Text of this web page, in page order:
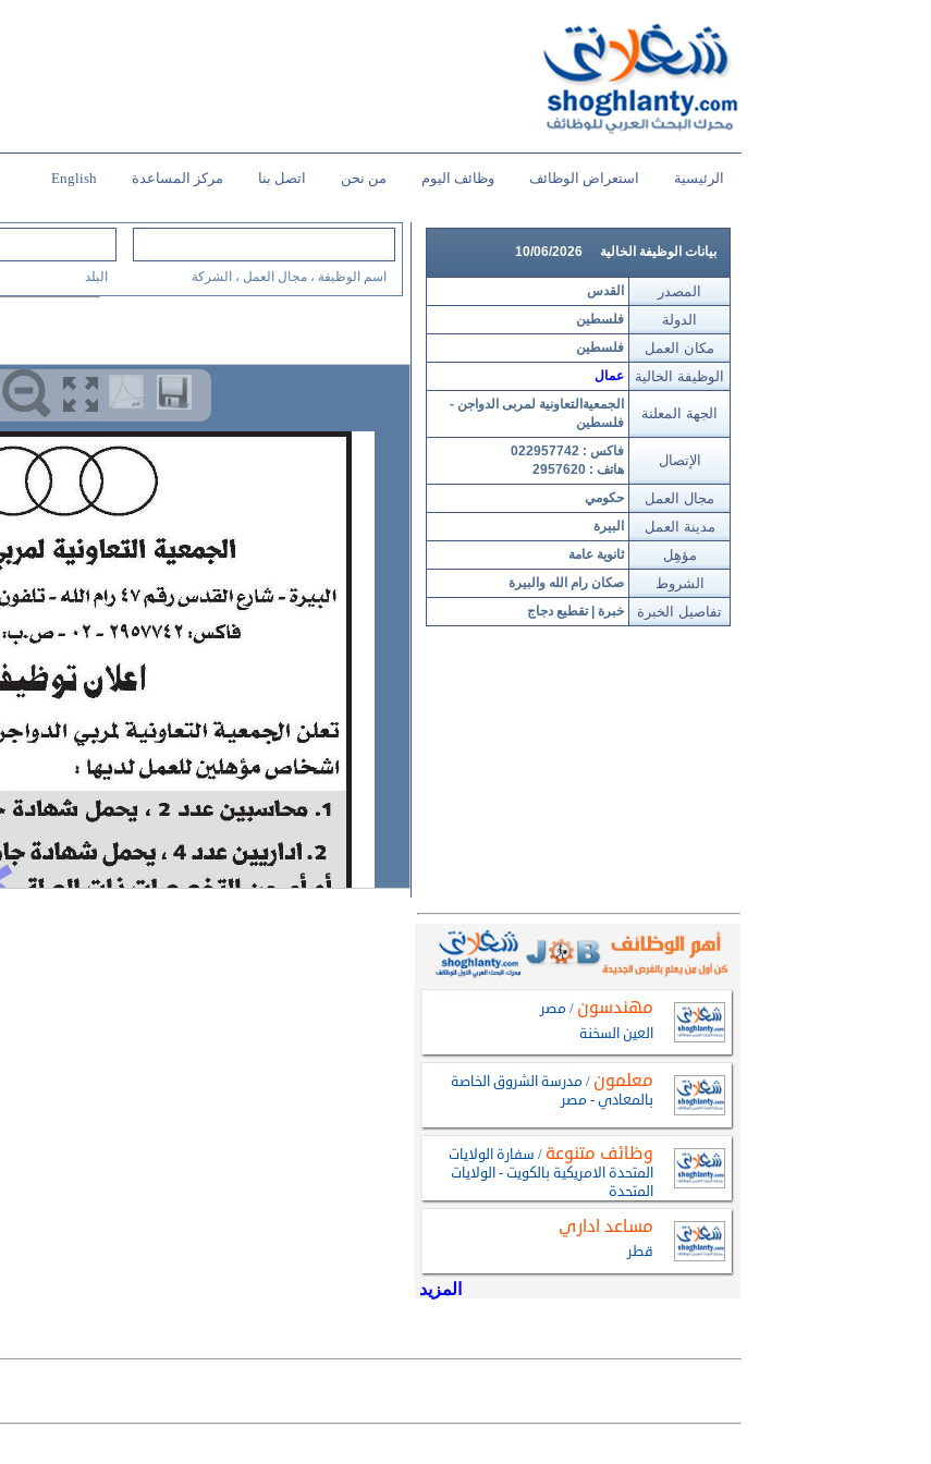
الرئيسية استعراض الوظائف وظائف اليوم من نحن اتصل بنا مركز المساعدة English
بيانات الوظيفة الخالية 10/06/2026
القدس المصدر
فلسطين الدولة
فلسطين مكان العمل
عمال الوظيفة الخالية
الجمعيةالتعاونية لمربى الدواجن -
فلسطين
الجهة المعلنة
فاكس : 022957742
هاتف : 2957620
الإتصال
حكومي مجال العمل
البيرة مدينة العمل
ثانوية عامة مؤهِل
صكان رام الله والبيرة الشروط
خبرة | تقطيع دجاج تفاصيل الخبرة
اسم الوظيفة ، مجال العمل ، الشركة البلد